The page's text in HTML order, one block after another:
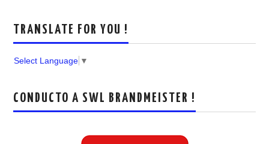
TRANSLATE FOR YOU !
Select Language ▼
CONDUCTO A SWL BRANDMEISTER !